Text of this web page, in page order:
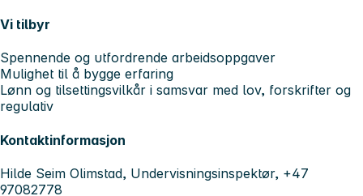
Vi tilbyr
Spennende og utfordrende arbeidsoppgaver
Mulighet til å bygge erfaring
Lønn og tilsettingsvilkår i samsvar med lov, forskrifter og
regulativ
Kontaktinformasjon
Hilde Seim Olimstad, Undervisningsinspektør, +47
97082778